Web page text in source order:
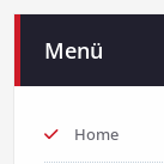
Menü
Home